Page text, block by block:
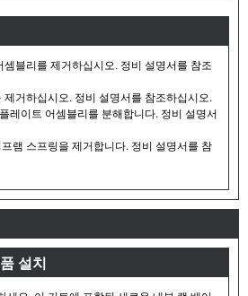
셈블리를 제거하십시오. 정비 설명서를 참조
제거하십시오. 정비 설명서를 참조하십시오.
레이트 어셈블리를 분해합니다. 정비 설명서
램 스프링을 제거합니다. 정비 설명서를 참
설치